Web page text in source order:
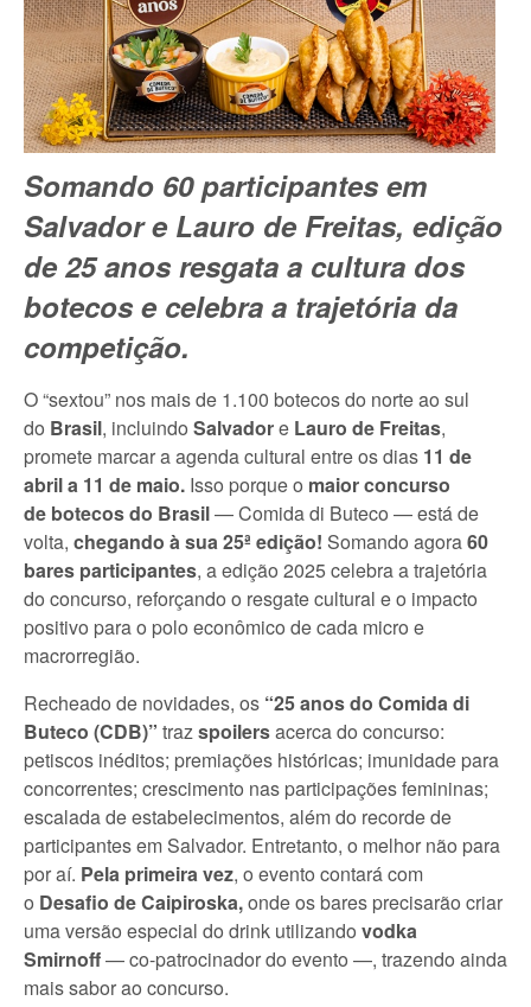
Somando 60 participantes em
Salvador e Lauro de Freitas, edição
de 25 anos resgata a cultura dos
botecos e celebra a trajetória da
competição.
O “sextou” nos mais de 1.100 botecos do norte ao sul
do Brasil, incluindo Salvadore Lauro de Freitas,
promete marcar a agenda cultural entre os dias 11 de
abril a 11 de maio. Isso porque o maior concurso
de botecos do Brasil— Comida di Buteco — está de
volta, chegando à sua 25ª edição! Somando agora60
bares participantes, a edição 2025 celebra a trajetória
do concurso, reforçando o resgate cultural e o impacto
positivo para o polo econômico de cada micro e
macrorregião.
Recheado de novidades, os “25 anos do Comida di
Buteco (CDB)” trazspoilersacerca do concurso:
petiscos inéditos; premiações históricas; imunidade para
concorrentes; crescimento nas participações femininas;
escalada de estabelecimentos, além do recorde de
participantes em Salvador. Entretanto, o melhor não para
por aí. Pela primeira vez, o evento contará com
o Desafio de Caipiroska,onde os bares precisarão criar
uma versão especial do drink utilizando vodka
Smirnoff— co-patrocinador do evento —, trazendo ainda
mais sabor ao concurso.